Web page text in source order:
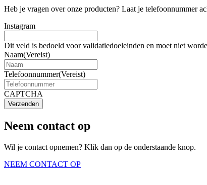
Heb je vragen over onze producten? Laat je telefoonnummer
Instagram
Dit veld is bedoeld voor validatiedoeleinden en moet niet
Naam(Vereist)
Telefoonnummer(Vereist)
CAPTCHA
Verzenden
Neem contact op
Wil je contact opnemen? Klik dan op de onderstaande knop.
NEEM CONTACT OP